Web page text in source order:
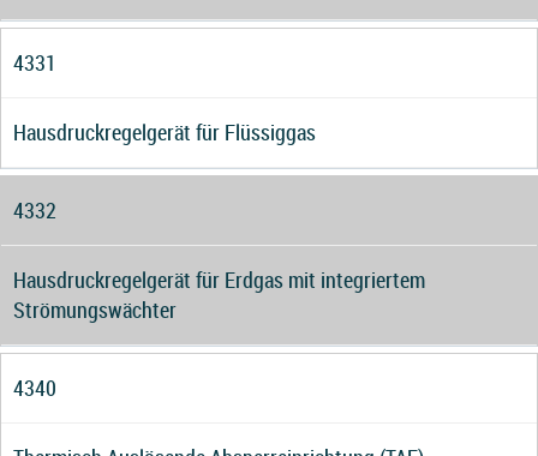
4331
Hausdruckregelgerät für Flüssiggas
4332
Hausdruckregelgerät für Erdgas mit integriertem
Strömungswächter
4340